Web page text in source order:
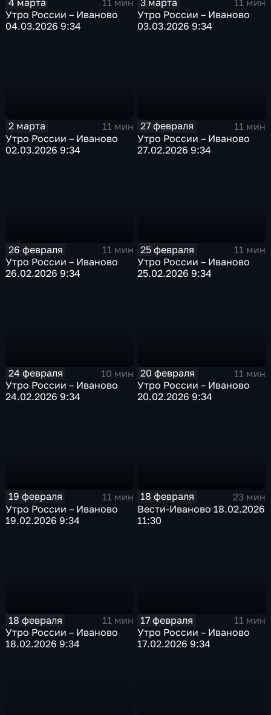
11 мин
Утро России – Иваново
04.03.2026 9:34
11 мин
Утро России – Иваново
03.03.2026 9:34
2 марта
11 мин
Утро России – Иваново
02.03.2026 9:34
27 февраля
11 мин
Утро России – Иваново
27.02.2026 9:34
26 февраля
11 мин
Утро России – Иваново
26.02.2026 9:34
25 февраля
11 мин
Утро России – Иваново
25.02.2026 9:34
24 февраля
10 мин
Утро России – Иваново
24.02.2026 9:34
20 февраля
11 мин
Утро России – Иваново
20.02.2026 9:34
19 февраля
11 мин
Утро России – Иваново
19.02.2026 9:34
18 февраля
23 мин
Вести-Иваново 18.02.2026
11:30
18 февраля
11 мин
Утро России – Иваново
18.02.2026 9:34
17 февраля
11 мин
Утро России – Иваново
17.02.2026 9:34